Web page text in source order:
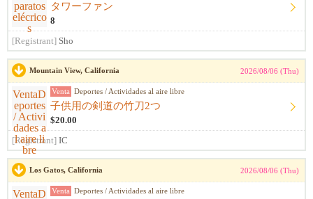
タワーファン
8
[Registrant] Sho
Mountain View, California 2026/08/06 (Thu)
Venta Deportes / Actividades al aire libre
子供用の剣道の竹刀2つ
$20.00
[Registrant] IC
Los Gatos, California 2026/08/06 (Thu)
Venta Deportes / Actividades al aire libre